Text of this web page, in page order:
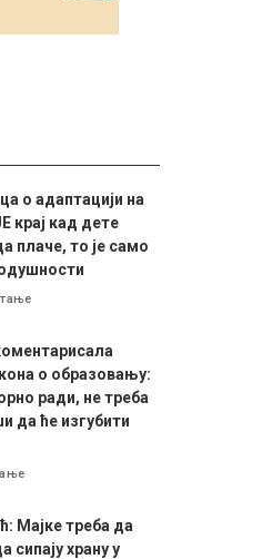
о адаптацији на
крај кад дете
плаче, то је само
о образовању:
ради, не треба
да ће изгубити
Мајке треба да
сипају храну у